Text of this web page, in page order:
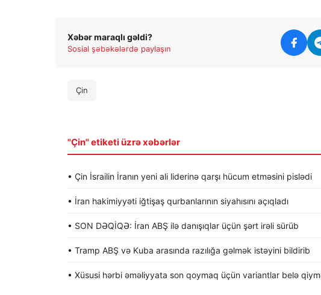
Xəbər maraqlı gəldi?
Sosial şəbəkələrdə paylaşın
Çin
"Çin" etiketi üzrə xəbərlər
• Çin İsrailin İranın yeni ali liderinə qarşı hücum etməsini pislədi
• İran hakimiyyəti iğtişaş qurbanlarının siyahısını açıqladı
• SON DƏQİQƏ: İran ABŞ ilə danışıqlar üçün şərt irəli sürüb
• Tramp ABŞ və Kuba arasında razılığa gəlmək istəyini bildirib
• Xüsusi hərbi əməliyyata son qoymaq üçün variantlar belə